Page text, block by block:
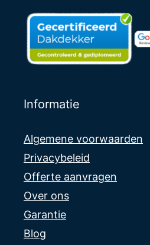
Informatie
Algemene voorwaarden
Privacybeleid
Offerte aanvragen
Over ons
Garantie
Blog